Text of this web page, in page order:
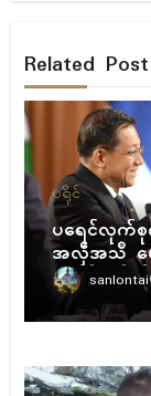
Related Post
ပရိုၚ်
ပရေၚ်လု
အလဵုအသဳ မ
ရေၚ်ဇီုကပို
sanlontai